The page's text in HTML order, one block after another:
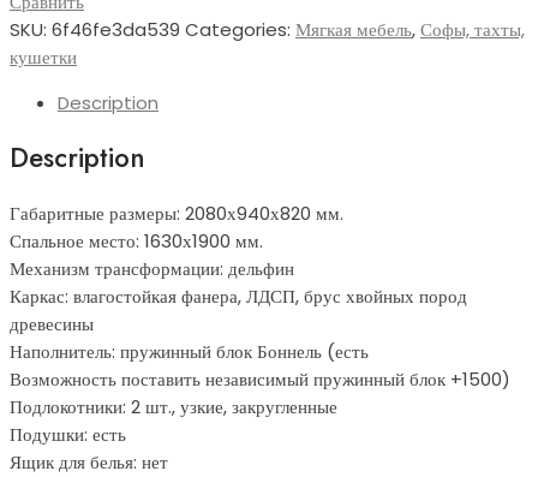
SKU: 6f46fe3da539 Categories: Мягкая мебель,Софы, тахты,
кушетки
Description
Description
Габаритные размеры: 2080х940х820 мм.
Спальное место: 1630х1900 мм.
Механизм трансформации: дельфин
Каркас: влагостойкая фанера, ЛДСП, брус хвойных пород
древесины
Наполнитель: пружинный блок Боннель (есть
Возможность поставить независимый пружинный блок +1500)
Подлокотники: 2 шт., узкие, закругленные
Подушки: есть
Ящик для белья: нет